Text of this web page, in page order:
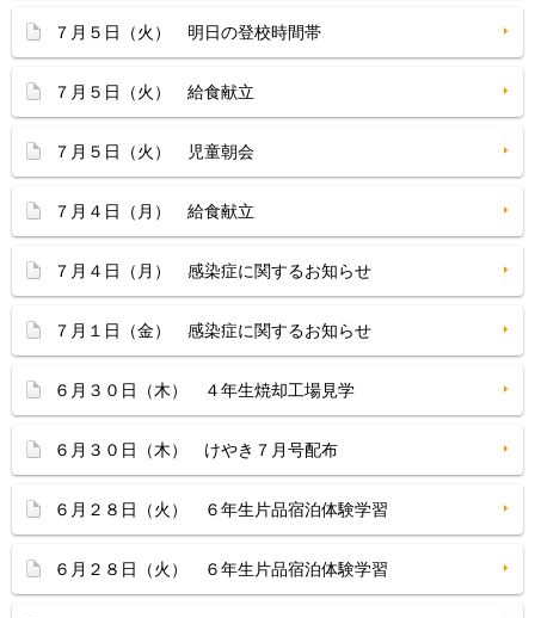
７月５日（火） 明日の登校時間帯
７月５日（火） 給食献立
７月５日（火） 児童朝会
７月４日（月） 給食献立
７月４日（月） 感染症に関するお知らせ
７月１日（金） 感染症に関するお知らせ
６月３０日（木） ４年生焼却工場見学
６月３０日（木） けやき７月号配布
６月２８日（火） ６年生片品宿泊体験学習
６月２８日（火） ６年生片品宿泊体験学習